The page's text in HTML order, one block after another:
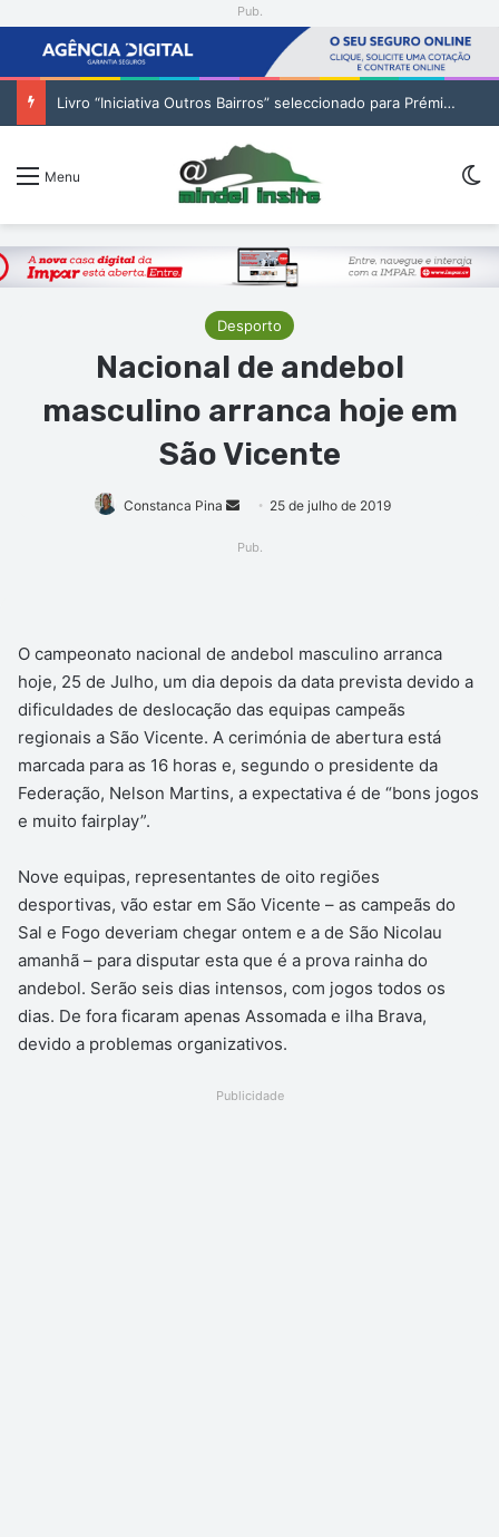
Pub.
Livro “Iniciativa Outros Bairros” seleccionado para Prémio Publicações da Bienal Interamericana
Menu
Desporto
Nacional de andebol
masculino arranca hoje em
São Vicente
Constanca Pina
Mande25 de julho de 2019
Pub.
O campeonato nacional de andebol masculino arranca
hoje, 25 de Julho, um dia depois da data prevista devido a
dificuldades de deslocação das equipas campeãs
regionais a São Vicente. A cerimónia de abertura está
marcada para as 16 horas e, segundo o presidente da
Federação, Nelson Martins, a expectativa é de “bons jogos
e muito fairplay”.
Nove equipas, representantes de oito regiões
desportivas, vão estar em São Vicente – as campeãs do
Sal e Fogo deveriam chegar ontem e a de São Nicolau
amanhã – para disputar esta que é a prova rainha do
andebol. Serão seis dias intensos, com jogos todos os
dias. De fora ficaram apenas Assomada e ilha Brava,
devido a problemas organizativos.
Publicidade